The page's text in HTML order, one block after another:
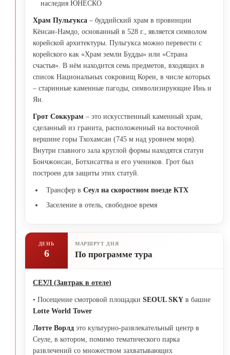
наследия ЮНЕСКО
Храм Пульгукса – буддийский храм в провинции
Кёнсан-Намдо, основанный в 528 г., является символом
корейской архитектуры. Пульгукса можно перевести с
корейского как «Храм земли Будды» или «Страна
счастья». В нём находится семь предметов, входящих в
список Национальных сокровищ Кореи, в числе которых
– старинные каменные пагоды, символизирующие Инь и
Ян.
Грот Соккурам – это искусственный каменный храм,
сделанный из гранита, расположенный на восточной
вершине горы Тхохамсан (745 м над уровнем моря).
Внутри главного зала круглой формы находятся статуи
Бончжонсан, Ботхисаттва и его учеников. Грот был
построен для защиты этих статуй.
Трансфер в Сеул на скоростном поезде КТХ
Заселение в отель, свободное время
ДЕНЬ
6
МАРШРУТ ДНЯ
По программе тура
СЕУЛ (Завтрак в отеле)
• Посещение смотровой площадки SEOUL SKY в башне
Lotte World Tower
Лотте Ворлд это культурно-развлекательный центр в
Сеуле, в котором, помимо тематического парка
развлечений со множеством захватывающих